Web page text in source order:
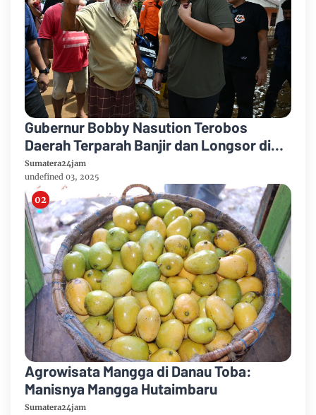
Gubernur Bobby Nasution Terobos
Daerah Terparah Banjir dan Longsor di
Tapteng
Sumatera24jam
undefined 03, 2025
Agrowisata Mangga di Danau Toba:
Manisnya Mangga Hutaimbaru
Sumatera24jam